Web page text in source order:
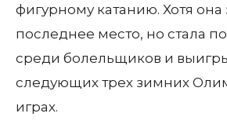
фигурному катанию. Хотя она
последнее место, но стала
среди болельщиков и
следующих трех зимних
играх.